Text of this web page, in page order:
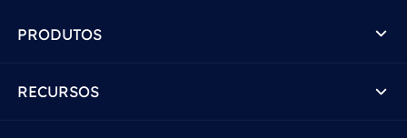
PRODUTOS
RECURSOS